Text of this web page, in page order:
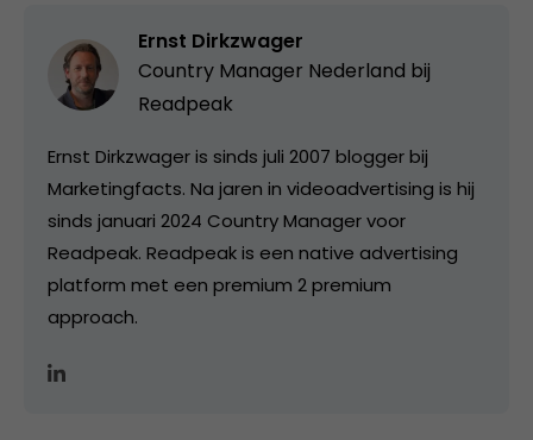
Ernst Dirkzwager
Country Manager Nederland bij
Readpeak
Ernst Dirkzwager is sinds juli 2007 blogger bij
Marketingfacts. Na jaren in videoadvertising is hij
sinds januari 2024 Country Manager voor
Readpeak. Readpeak is een native advertising
platform met een premium 2 premium
approach.